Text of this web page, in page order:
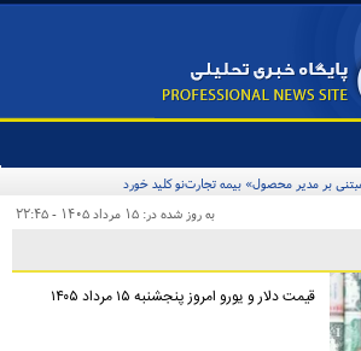
بر مدیر محصول» بیمه تجارت‌نو کلید خورد
به روز شده در: ۱۵ مرداد ۱۴۰۵ - ۲۲:۴۵
قیمت دلار و یورو امروز پنجشنبه ۱۵ مرداد ۱۴۰۵